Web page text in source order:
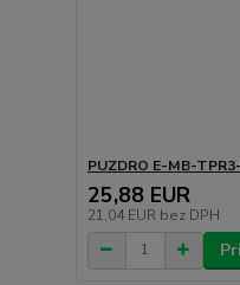
PUZDRO E-MB-
25,88 EUR
21,04 EUR bez DPH